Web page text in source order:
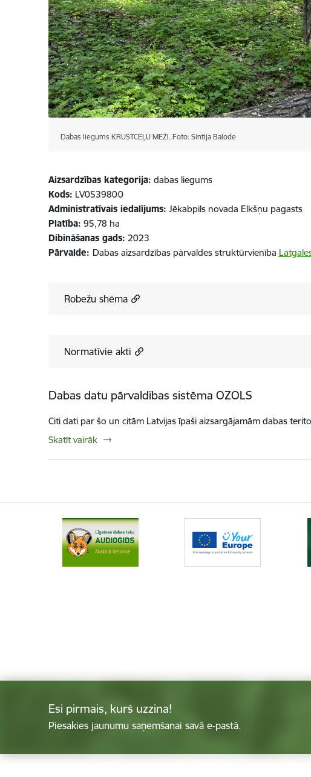
Dabas liegums KRUSTCEĻU MEŽI. Foto: Sintija Balode
Aizsardzības kategorija: dabas liegums
Kods: LV0539800
Administratīvais iedalījums: Jēkabpils novada Elkšņu pagasts
Platība: 95,78 ha​​​​​​​
Dibināšanas gads: 2023
Pārvalde: Dabas aizsardzības pārvaldes struktūrvienība
Robežu shēma
Normatīvie akti
Dabas datu pārvaldības sistēma OZOLS
Citi dati par šo un citām Latvijas īpaši aizsargājamām dabas
Skatīt vairāk
Esi pirmais, kurš uzzina!
Piesakies jaunumu saņemšanai savā e-pastā.